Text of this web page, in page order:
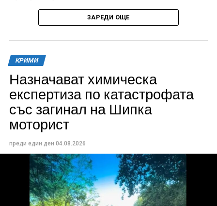
Изборът на Дряновския мост – този архитектурен
шедьовър на възрожденското ни строителство и
майсторство, вечен символ на Дряново, носи
дълбоко послание. Мястото, където документът бе
подписан, символизира свързаността,
сътрудничеството и общото бъдеще, подчерта
кметът Таня Христова.
ЗАРЕДИ ОЩЕ
КРИМИ
Назначават химическа
експертиза по катастрофата
със загинал на Шипка
моторист
преди един ден 04.08.2026